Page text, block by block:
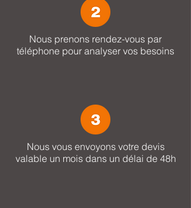
Nous prenons rendez-vous par
téléphone pour analyser vos besoins
Nous vous envoyons votre devis
valable un mois dans un délai de 48h